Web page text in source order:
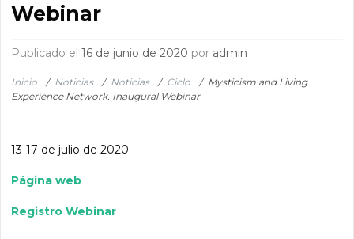
Webinar
Publicado el16 de junio de 2020 por admin
Inicio / Noticias / Noticias / Ciclo / Mysticism and Living
Experience Network. Inaugural Webinar
13-17 de julio de 2020
Página web
Registro Webinar